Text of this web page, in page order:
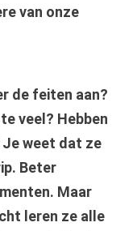
van onze
de feiten aan?
veel? Hebben
weet dat ze
Beter
Maar
leren ze alle